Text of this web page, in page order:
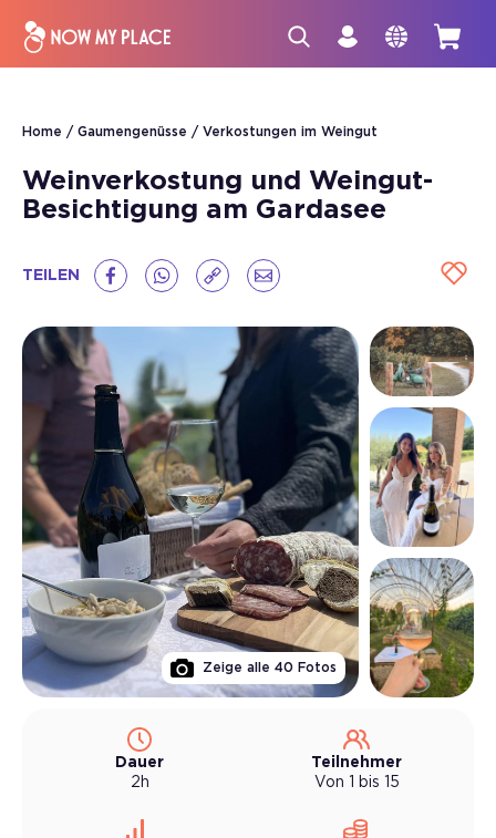
Home Gaumengenüsse Verkostungen im Weingut
Weinverkostung und Weingut-
Besichtigung am Gardasee
TEILEN
Zeige alle 40 Fotos
Dauer
2h
Teilnehmer
Von 1 bis 15